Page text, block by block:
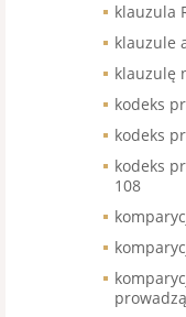
klauzula
klauzule
klauzulę
kodeks
kodeks
kodeks
108